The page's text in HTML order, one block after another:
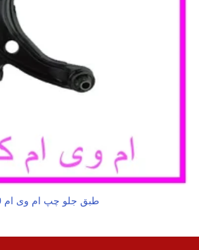
طبق جلو چپ ام وی ام 530